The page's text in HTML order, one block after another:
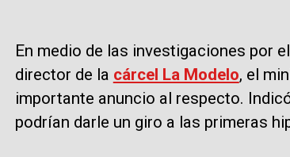
En medio de las investigaciones por
director de la cárcel La Modelo, el
importante anuncio al respecto.
podrían darle un giro a las primeras